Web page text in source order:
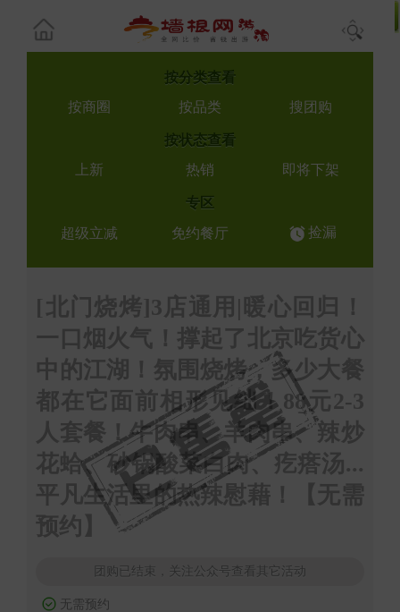
按分类查看
按商圈
按品类 搜团购
按状态查看
上新
热销 即将下架
专区
超级立减
免约餐厅 捡漏
[北门烧烤]3店通用|暖心回归！
一口烟火气！撑起了北京吃货心
中的江湖！氛围烧烤，多少大餐
都在它面前相形见绌！88元2-3
人套餐！牛肉串、羊肉串、辣炒
花蛤、砂锅酸菜白肉、疙瘩汤...
平凡生活里的热辣慰藉！【无需
预约】
团购已结束，关注公众号查看其它活动
无需预约